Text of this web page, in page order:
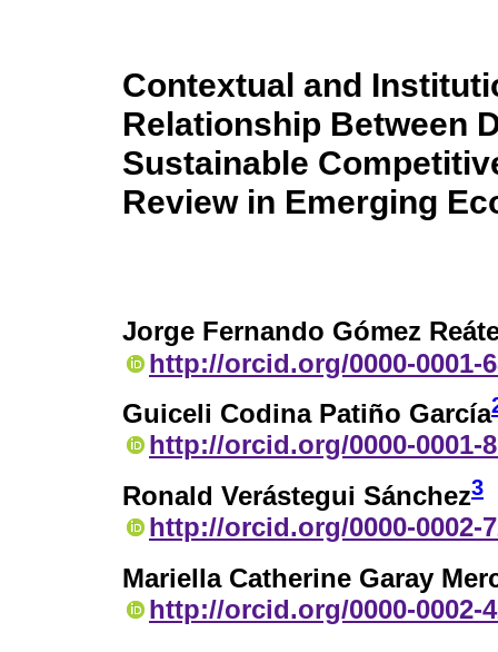
Contextual and
Relationship Between
Sustainable
Review in Emerging
Jorge Fernando Gómez
http://orcid.org/0000-0001-
Guiceli Codina Patiño García
http://orcid.org/0000-0001-
Ronald Verástegui Sánchez3
http://orcid.org/0000-0002-
Mariella Catherine Garay
http://orcid.org/0000-0002-